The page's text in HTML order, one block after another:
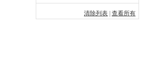
清除列表 查看所有